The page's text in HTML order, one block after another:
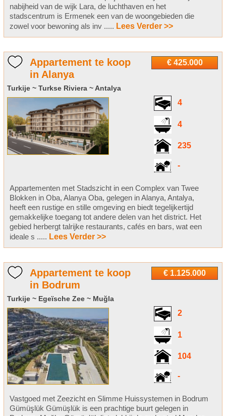
nabijheid van de wijk Lara, de luchthaven en het
stadscentrum is Ermenek een van de woongebieden die
zowel voor bewoning als inv ..... Lees Verder >>
€ 425.000
Appartement te koop
in Alanya
Turkije ~ Turkse Riviera ~ Antalya
4
4
235
-
Appartementen met Stadszicht in een Complex van Twee
Blokken in Oba, Alanya Oba, gelegen in Alanya, Antalya,
heeft een rustige en stille omgeving en biedt tegelijkertijd
gemakkelijke toegang tot andere delen van het district. Het
gebied herbergt talrijke restaurants, cafés en bars, wat een
ideale s ..... Lees Verder >>
€ 1.125.000
Appartement te koop
in Bodrum
Turkije ~ Egeïsche Zee ~ Muğla
2
1
104
-
Vastgoed met Zeezicht en Slimme Huissystemen in Bodrum
Gümüşlük Gümüşlük is een prachtige buurt gelegen in